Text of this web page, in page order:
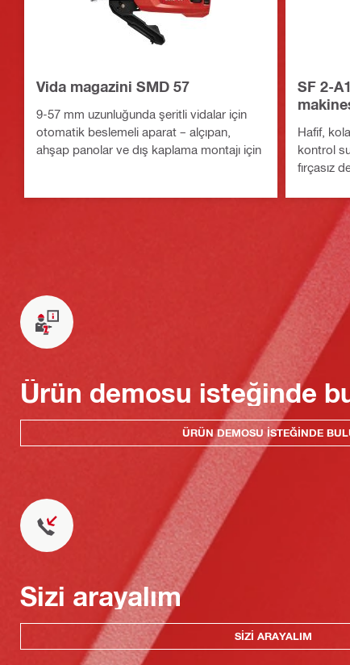
Vida magazini SMD 57
9-57 mm uzunluğunda şeritli vidalar için
otomatik beslemeli aparat – alçıpan,
ahşap panolar ve dış kaplama montajı için
SF 2-
Hafif,
kontrol
fırçasız
Ürün demosu isteğinde
ÜRÜN DEMOSU ISTEĞINDE
Sizi arayalım
SIZI ARAYALIM